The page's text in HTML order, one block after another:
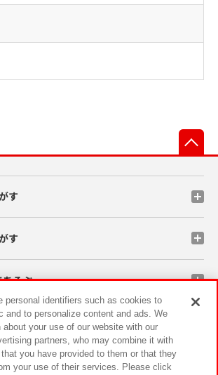
す
す
あそぶ
ンペーン
personal identifiers such as cookies to
and to personalize content and ads. We
about your use of our website with our
partners, who may combine it with
you have provided to them or that they
your use of their services. Please click